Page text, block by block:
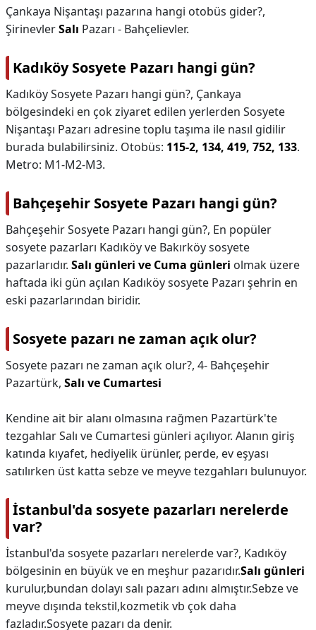
Çankaya Nişantaşı pazarına hangi otobüs gider?,
ŞirinevlerSalı Pazarı - Bahçelievler.
Kadıköy Sosyete Pazarı hangi gün?
Kadıköy Sosyete Pazarı hangi gün?, Çankaya
bölgesindeki en çok ziyaret edilen yerlerden Sosyete
Nişantaşı Pazarı adresine toplu taşıma ile nasıl gidilir
burada bulabilirsiniz. Otobüs: 115-2, 134, 419, 752, 133.
Metro: M1-M2-M3.
Bahçeşehir Sosyete Pazarı hangi gün?
Bahçeşehir Sosyete Pazarı hangi gün?, En popüler
sosyete pazarları Kadıköy ve Bakırköy sosyete
pazarlarıdır. Salı günleri ve Cuma günleri olmak üzere
haftada iki gün açılan Kadıköy sosyete Pazarı şehrin en
eski pazarlarından biridir.
Sosyete pazarı ne zaman açık olur?
Sosyete pazarı ne zaman açık olur?, 4- Bahçeşehir
Pazartürk, Salı ve Cumartesi
Kendine ait bir alanı olmasına rağmen Pazartürk'te
tezgahlar Salı ve Cumartesi günleri açılıyor. Alanın giriş
katında kıyafet, hediyelik ürünler, perde, ev eşyası
satılırken üst katta sebze ve meyve tezgahları bulunuyor.
İstanbul'da sosyete pazarları nerelerde
var?
İstanbul'da sosyete pazarları nerelerde var?, Kadıköy
bölgesinin en büyük ve en meşhur pazarıdır.Salı günleri
kurulur,bundan dolayı salı pazarı adını almıştır.Sebze ve
meyve dışında tekstil,kozmetik vb çok daha
fazladır.Sosyete pazarı da denir.